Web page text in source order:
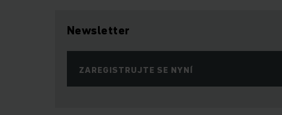
Newsletter
ZAREGISTRUJTE SE NYNÍ